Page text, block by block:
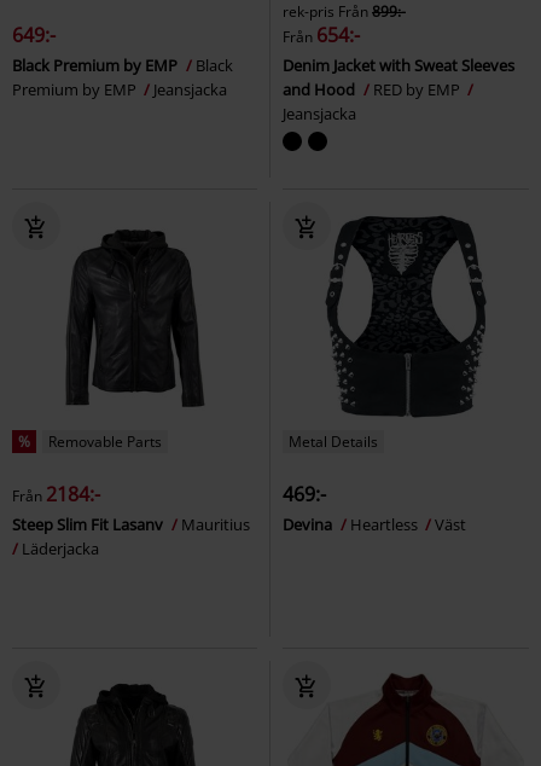
649:-
Black Premium by EMP
Black
Premium by EMP
Jeansjacka
rek-pris Från899:-
Från 654:-
Denim Jacket with Sweat Sleeves
and Hood
RED by EMP
Jeansjacka
% Removable Parts
Från 2184:-
Steep Slim Fit Lasanv
Mauritius
Läderjacka
Metal Details
469:-
Devina Heartless Väst